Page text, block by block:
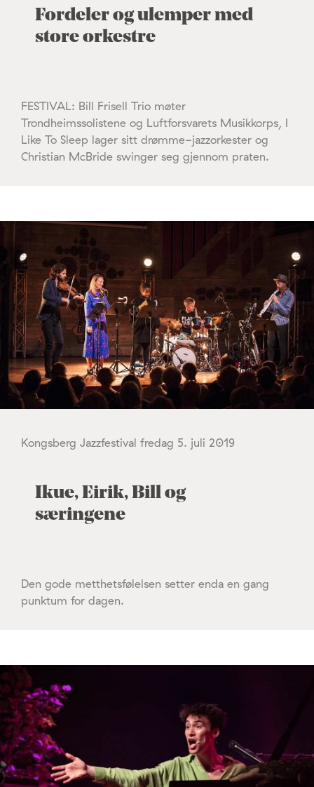
Fordeler og ulemper med
store orkestre
FESTIVAL: Bill Frisell Trio møter
Trondheimssolistene og Luftforsvarets Musikkorps, I
Like To Sleep lager sitt drømme-jazzorkester og
Christian McBride swinger seg gjennom praten.
Kongsberg Jazzfestival fredag 5. juli 2019
Ikue, Eirik, Bill og
særingene
Den gode metthetsfølelsen setter enda en gang
punktum for dagen.